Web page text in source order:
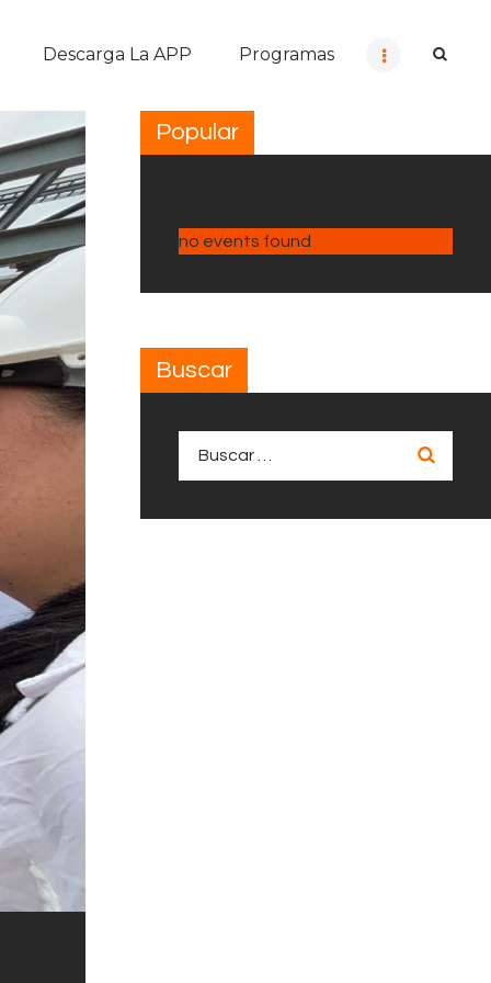
Descarga La APP Programas
Popular
no events found
Buscar